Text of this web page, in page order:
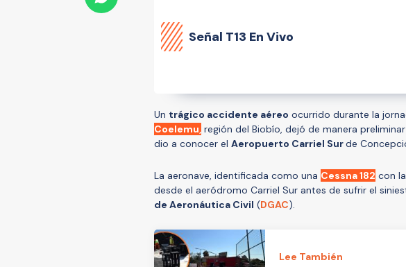
Señal T13 En Vivo
Un trágico accidente aéreo ocurrido durante la
Coelemu, región del Biobío, dejó de manera
dio a conocer el Aeropuerto Carriel Surde
La aeronave, identificada como una Cessna 182 con
desde el aeródromo Carriel Sur antes de sufrir el
de Aeronáutica Civil (DGAC).
Lee También